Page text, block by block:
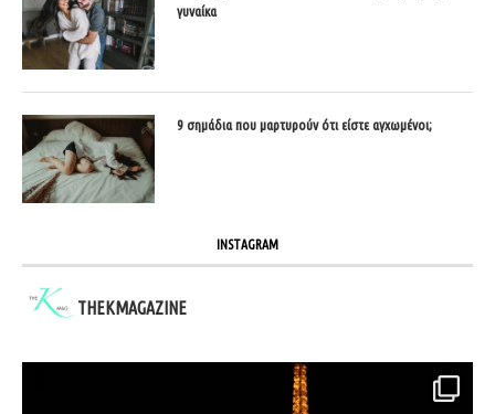
γυναίκα
9 σημάδια που μαρτυρούν ότι είστε αγχωμένοι;
INSTAGRAM
THEKMAGAZINE